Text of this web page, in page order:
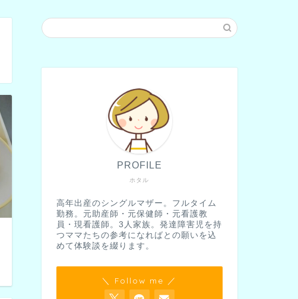
ホタル
PROFILE
高年出産のシングルマザー。フルタイム
勤務。元助産師・元保健師・元看護教
員・現看護師。3人家族。発達障害児を持
つママたちの参考になればとの願いを込
めて体験談を綴ります。
＼ Follow me ／